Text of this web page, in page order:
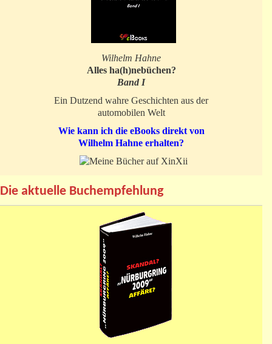
Wilhelm Hahne
Alles ha(h)nebüchen?
Band I
Ein Dutzend wahre Geschichten aus der
automobilen Welt
Wie kann ich die eBooks direkt von
Wilhelm Hahne erhalten?
Die aktuelle Buchempfehlung